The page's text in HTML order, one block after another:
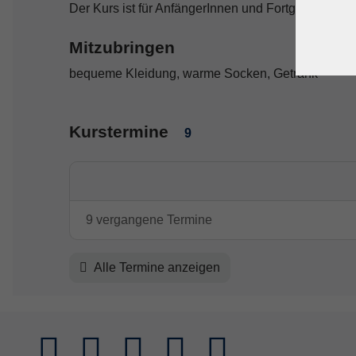
Der Kurs ist für AnfängerInnen und Fortgeschrittene
Mitzubringen
bequeme Kleidung, warme Socken, Getränk
Kurstermine 9
9 vergangene Termine
Alle Termine anzeigen